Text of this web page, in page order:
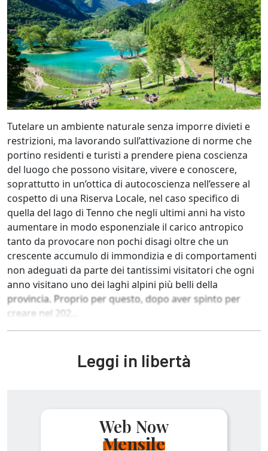
Tutelare un ambiente naturale senza imporre divieti e
restrizioni, ma lavorando sull’attivazione di norme che
portino residenti e turisti a prendere piena coscienza
del luogo che possono visitare, vivere e conoscere,
soprattutto in un’ottica di autocoscienza nell’essere al
cospetto di una Riserva Locale, nel caso specifico di
quella del lago di Tenno che negli ultimi anni ha visto
aumentare in modo esponenziale il carico antropico
tanto da provocare non pochi disagi oltre che un
crescente accumulo di immondizia e di comportamenti
non adeguati da parte dei tantissimi visitatori che ogni
anno visitano uno dei laghi alpini più belli della
provincia. Proprio per questo, dopo aver spinto per
creare nel 202...
Leggi in libertà
Web Now
Mensile